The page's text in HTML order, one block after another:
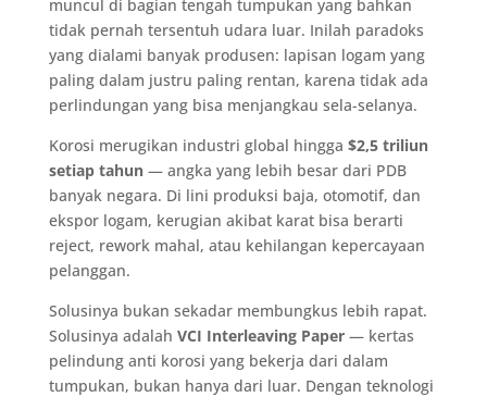
muncul di bagian tengah tumpukan yang bahkan
tidak pernah tersentuh udara luar. Inilah paradoks
yang dialami banyak produsen: lapisan logam yang
paling dalam justru paling rentan, karena tidak ada
perlindungan yang bisa menjangkau sela-selanya.
Korosi merugikan industri global hingga $2,5 triliun
setiap tahun— angka yang lebih besar dari PDB
banyak negara. Di lini produksi baja, otomotif, dan
ekspor logam, kerugian akibat karat bisa berarti
reject, rework mahal, atau kehilangan kepercayaan
pelanggan.
Solusinya bukan sekadar membungkus lebih rapat.
Solusinya adalah VCI Interleaving Paper— kertas
pelindung anti korosi yang bekerja dari dalam
tumpukan, bukan hanya dari luar. Dengan teknologi